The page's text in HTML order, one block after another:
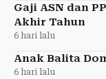
Gaji ASN dan
Akhir Tahun
6 hari lalu
Anak Balita
6 hari lalu